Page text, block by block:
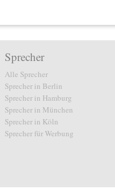
Sprecher
Alle Sprecher
Sprecher in Berlin
Sprecher in Hamburg
Sprecher in München
Sprecher in Köln
Sprecher für Werbung